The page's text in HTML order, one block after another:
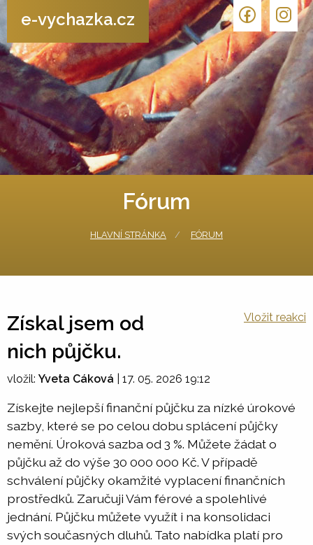
e-vychazka.cz
Fórum
HLAVNÍ STRÁNKA FÓRUM
Získal jsem od
nich půjčku.
Vložit reakci
vložil: Yveta Cáková 17. 05. 2026 19:12
Získejte nejlepší finanční půjčku za nízké úrokové
sazby, které se po celou dobu splácení půjčky
nemění. Úroková sazba od 3 %. Můžete žádat o
půjčku až do výše 30 000 000 Kč. V případě
schválení půjčky okamžité vyplacení finančních
prostředků. Zaručuji Vám férové a spolehlivé
jednání. Půjčku můžete využít i na konsolidaci
svých současných dluhů. Tato nabídka platí pro